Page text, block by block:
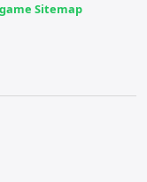
Sitemap